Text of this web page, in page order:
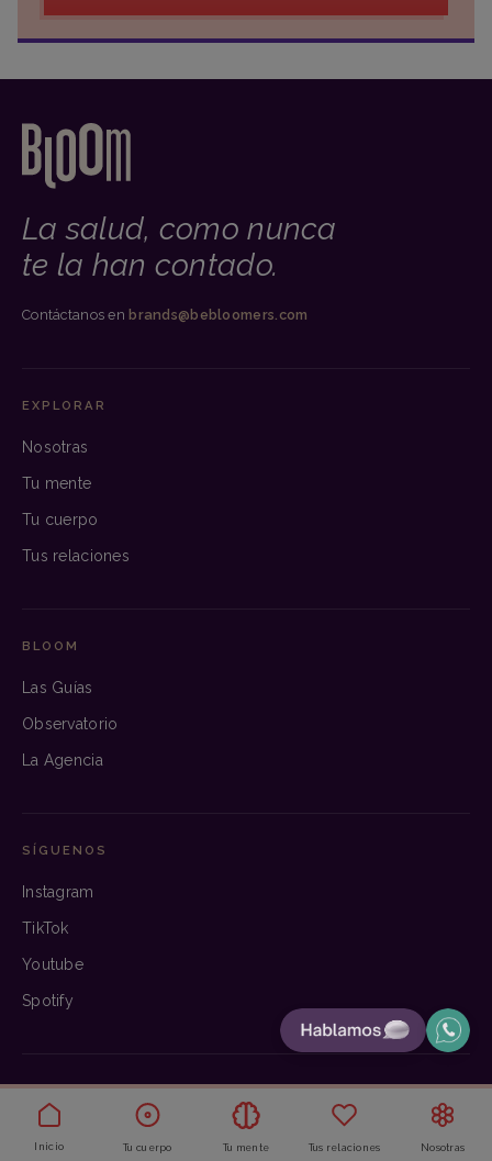
Inicio Tu cuerpo Tu mente Tus relaciones Nosotras
La salud, como nunca
te la han contado.
Contáctanos enbrands@bebloomers.com
EXPLORAR
Nosotras
Tu mente
Tu cuerpo
Tus relaciones
BLOOM
Las Guías
Observatorio
La Agencia
SÍGUENOS
Instagram
TikTok
Youtube
Spotify
© 2026 Bloom. Hecho con criterio.
Aviso legal
Privacidad